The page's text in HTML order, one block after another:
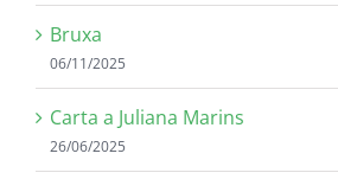
Bruxa
06/11/2025
Carta a Juliana Marins
26/06/2025